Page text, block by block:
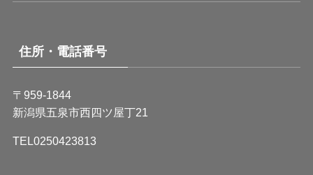
住所・電話番号
〒959-1844
新潟県五泉市西四ツ屋丁21
TEL0250423813